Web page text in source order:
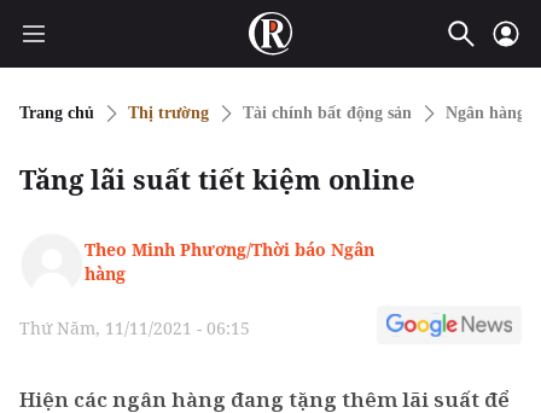
Trang chủ Thị trường Tài chính bất động sản Ngân hàng
Tăng lãi suất tiết kiệm online
Theo Minh Phương/Thời báo Ngân
hàng
Thứ Năm, 11/11/2021 - 06:15
Hiện các ngân hàng đang tặng thêm lãi suất để